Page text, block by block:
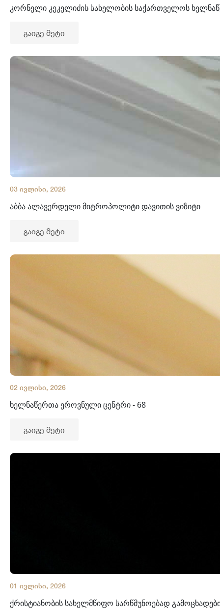
კორნელი კეკელიძის სახელობის საქართველოს
გაიგე მეტი
03 ივლისი, 2026
აბბა ალავერდელი მიტროპოლიტი დავითის ვიზიტი
გაიგე მეტი
02 ივლისი, 2026
ხელნაწერთა ეროვნული ცენტრი - 68
გაიგე მეტი
01 ივლისი, 2026
ქრისტიანობის სახელმწიფო სარწმუნოებად